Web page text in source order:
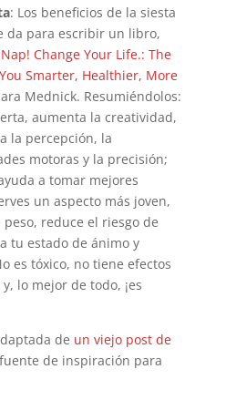
: Los beneficios de la siesta
da para escribir un libro,
Change Your Life.: The
Smarter, Healthier, More
Mednick. Resumiéndolos:
aumenta la creatividad,
la percepción, la
motoras y la precisión;
a tomar mejores
un aspecto más joven,
reduce el riesgo de
tu estado de ánimo y
es tóxico, no tiene efectos
lo mejor de todo, ¡es
de un viejo post de
de inspiración para